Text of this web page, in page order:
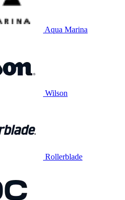
Aqua Marina
Wilson
Rollerblade